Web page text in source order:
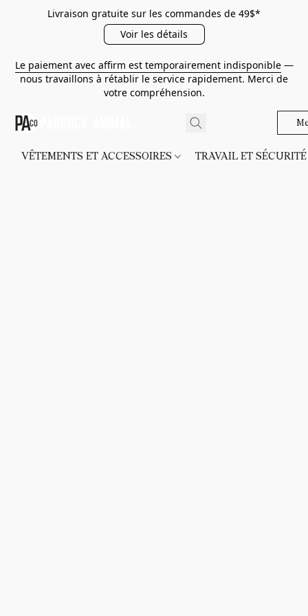
Livraison gratuite sur les commandes de 49$*
Voir les détails
Le paiement avec affirm est temporairement indisponible—
nous travaillons à rétablir le service rapidement. Merci de
votre compréhension.
VÊTEMENTS ET ACCESSOIRES TRAVAIL ET